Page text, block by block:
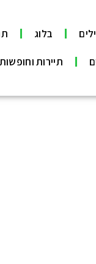
בלוג
תיירות וחופשות